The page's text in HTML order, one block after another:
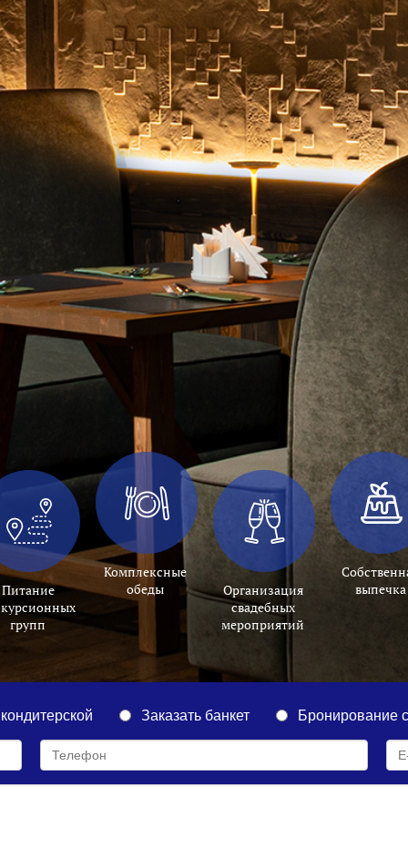
Питание
групп
Комплексные
обеды
Организация
свадебных
мероприятий
выпечка
Заказать банкет Бронирование